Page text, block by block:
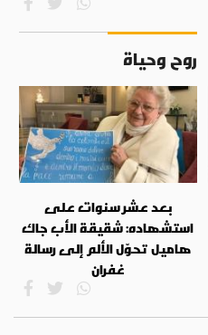
روح وحياة
بعد عشر سنوات على
استشهاده: شقيقة الأب جاك
هاميل تحوّل الألم إلى رسالة
غفران